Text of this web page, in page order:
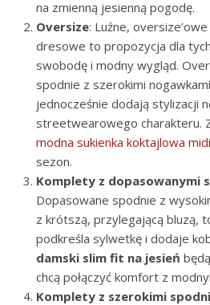
na zmienną jesienną pogodę.
Oversize: Luźne,
dresowe to propozycja dla
swobodę i modny wygląd.
spodnie z szerokimi
jednocześnie dodają stylizacji
streetwearowego charakteru.
modna sukienka koktajlowa midi
sezon.
Komplety z dopasowanymi
Dopasowane spodnie z
z krótszą, przylegającą bluzą,
podkreśla sylwetkę i dodaje
damski slim fit na jesień
chcą połączyć komfort z
Komplety z szerokimi